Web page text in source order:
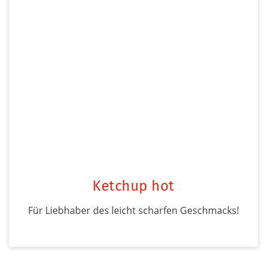
Ketchup hot
Für Liebhaber des leicht scharfen Geschmacks!